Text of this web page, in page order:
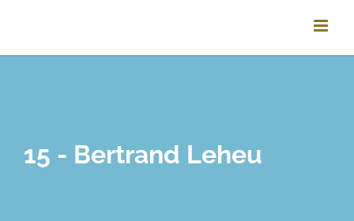
contenu
15 - Bertrand Leheu